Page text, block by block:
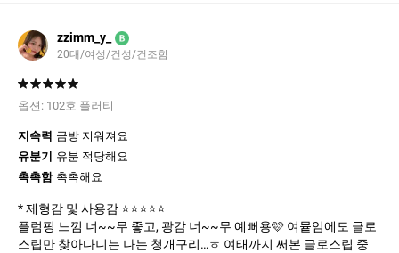
zzimm_y_ B
20대/여성/건성/건조함
옵션: 102호 플러티
지속력 금방 지워져요
유분기 유분 적당해요
촉촉함 촉촉해요
* 제형감 및 사용감 ⭐️⭐️⭐️⭐️⭐️
플럼핑 느낌 너~~무 좋고, 광감 너~~무 예뻐용🩷 여뮽임에도 글로
스립만 찾아다니는 나는 청개구리…ㅎ 여태까지 써본 글로스립 중